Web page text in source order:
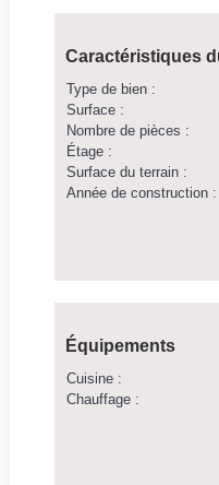
Caractéristiques
Type de bien :
Surface :
Nombre de pièces :
Étage :
Surface du terrain :
Année de construction :
Équipements
Cuisine :
Chauffage :